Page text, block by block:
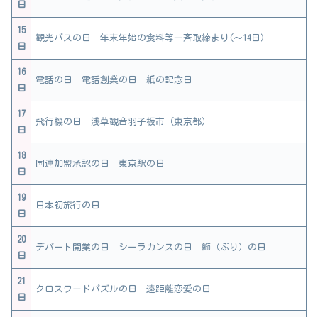
日
15
日
観光バスの日 年末年始の食料等一斉取締まり(～14日)
16
日
電話の日 電話創業の日 紙の記念日
17
日
飛行機の日 浅草観音羽子板市（東京都）
18
日
国連加盟承認の日 東京駅の日
19
日
日本初旅行の日
20
日
デパート開業の日 シーラカンスの日 鰤（ぶり）の日
21
日
クロスワードパズルの日 遠距離恋愛の日